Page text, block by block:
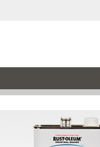
가구 / 방문 / 철재
벽지 / 벽면
곰팡이 / 결로
워시페인트
퍼티류: 핸디코트/텍스쳐
옥상방수(우레탄)
바닥재(주차장)에폭시
지하/방/벽 방수제
도구세트
브러쉬마스터(패드)
물감/도구류
그래픽/데코스티커
가구다리
마루관련용품
아트페인트